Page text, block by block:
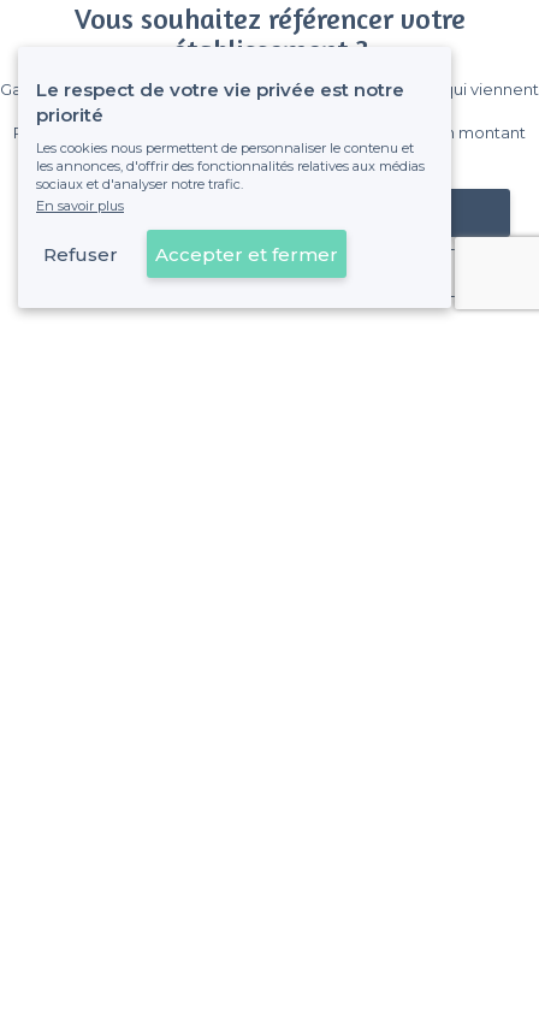
Vous souhaitez référencer votre
établissement ?
Gagnez de nombreux clients parmi le million de visiteurs qui viennent
Pas de commissions et sans engagement, vous payez un montant
fixe sans risque de voir déraper la facture.
Référencer mon établissement
Déjà client
Le respect de votre vie privée est notre
priorité
Les cookies nous permettent de personnaliser le contenu et
les annonces, d'offrir des fonctionnalités relatives aux médias
sociaux et d'analyser notre trafic.
En savoir plus
Refuser Accepter et fermer